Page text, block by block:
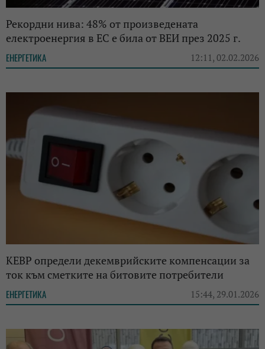
Рекордни нива: 48% от произведената
електроенергия в ЕС е била от ВЕИ през 2025 г.
ЕНЕРГЕТИКА 12:11, 02.02.2026
КЕВР определи декемврийските компенсации за
ток към сметките на битовите потребители
ЕНЕРГЕТИКА 15:44, 29.01.2026